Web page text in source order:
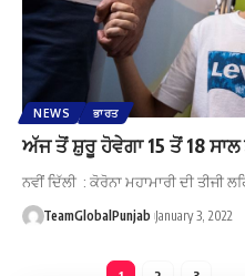
NEWS ਭਾਰਤ
ਅੱਜ ਤੋਂ ਸ਼ੁਰੂ ਹੋਵੇਗਾ 15 ਤੋਂ 18
ਨਵੀਂ ਦਿੱਲੀ : ਕੋਰੋਨਾ ਮਹਾਮਾਰੀ ਦੀ ਤੀਜੀ
TeamGlobalPunjab January 3, 2022